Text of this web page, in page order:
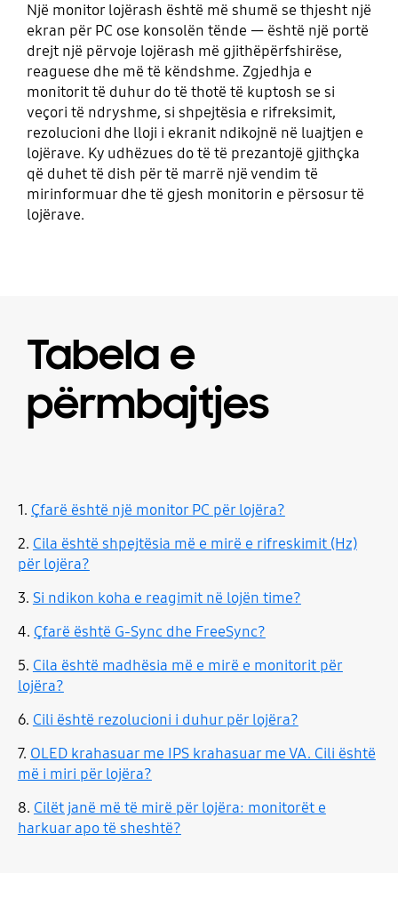
Një monitor lojërash është më shumë se thjesht një
ekran për PC ose konsolën tënde — është një portë
drejt një përvoje lojërash më gjithëpërfshirëse,
reaguese dhe më të këndshme. Zgjedhja e
monitorit të duhur do të thotë të kuptosh se si
veçori të ndryshme, si shpejtësia e rifreksimit,
rezolucioni dhe lloji i ekranit ndikojnë në luajtjen e
lojërave. Ky udhëzues do të të prezantojë gjithçka
që duhet të dish për të marrë një vendim të
mirinformuar dhe të gjesh monitorin e përsosur të
lojërave.
Tabela e
përmbajtjes
1. Çfarë është një monitor PC për lojëra?
2. Cila është shpejtësia më e mirë e rifreskimit (Hz)
për lojëra?
3. Si ndikon koha e reagimit në lojën time?
4. Çfarë është G-Sync dhe FreeSync?
5. Cila është madhësia më e mirë e monitorit për
lojëra?
6. Cili është rezolucioni i duhur për lojëra?
7. OLED krahasuar me IPS krahasuar me VA. Cili është
më i miri për lojëra?
8. Cilët janë më të mirë për lojëra: monitorët e
harkuar apo të sheshtë?